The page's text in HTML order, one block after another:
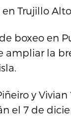
Trujillo Alto
boxeo en
ampliar la
y
el 7 de